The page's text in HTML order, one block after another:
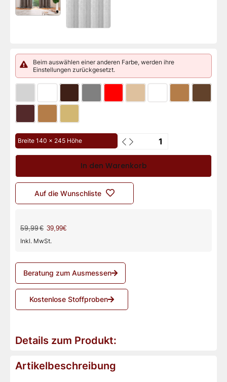
Beim auswählen einer anderen Farbe, werden ihre
Einstellungen zurückgesetzt.
Breite 140 x 245 Höhe
In den Warenkorb
Auf die Wunschliste
59,99€ 39,99€
Inkl. MwSt.
Beratung zum Ausmessen
Kostenlose Stoffproben
Details zum Produkt:
Artikelbeschreibung